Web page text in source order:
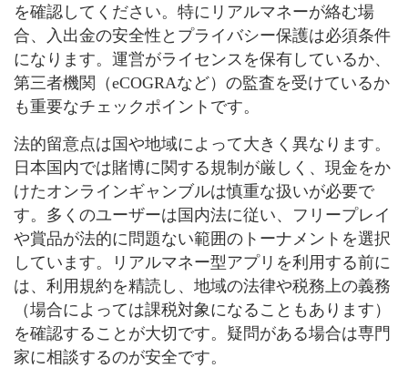
を確認してください。特にリアルマネーが絡む場
合、入出金の安全性とプライバシー保護は必須条件
になります。運営がライセンスを保有しているか、
第三者機関（eCOGRAなど）の監査を受けているか
も重要なチェックポイントです。
法的留意点は国や地域によって大きく異なります。
日本国内では賭博に関する規制が厳しく、現金をか
けたオンラインギャンブルは慎重な扱いが必要で
す。多くのユーザーは国内法に従い、フリープレイ
や賞品が法的に問題ない範囲のトーナメントを選択
しています。リアルマネー型アプリを利用する前に
は、利用規約を精読し、地域の法律や税務上の義務
（場合によっては課税対象になることもあります）
を確認することが大切です。疑問がある場合は専門
家に相談するのが安全です。